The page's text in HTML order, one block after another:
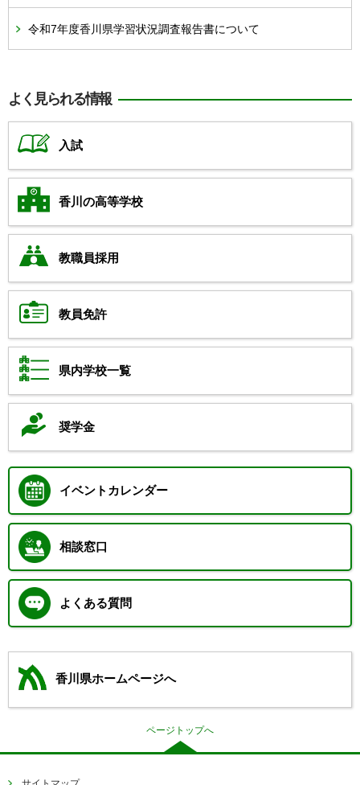
令和7年度香川県学習状況調査報告書について
よく見られる情報
入試
香川の高等学校
教職員採用
教員免許
県内学校一覧
奨学金
イベントカレンダー
相談窓口
よくある質問
香川県ホームページへ
ページトップへ